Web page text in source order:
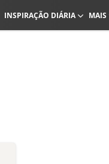
INSPIRAÇÃO DIÁRIA MAIS